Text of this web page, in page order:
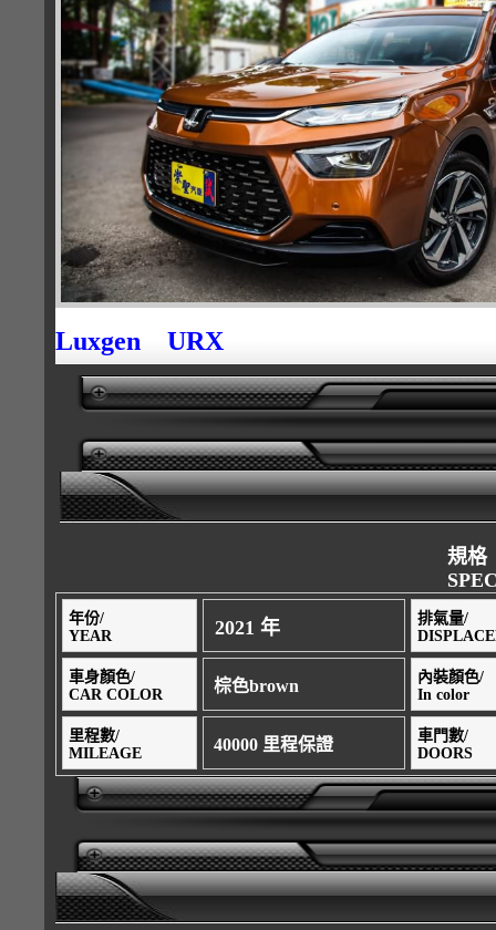
Luxgen URX
規格
年份/
YEAR
2021 年
排氣量/
車身顏色/
CAR COLOR
棕色brown
內裝顏色/
In color
里程數/
MILEAGE
40000 里程保證
車門數/
DOORS